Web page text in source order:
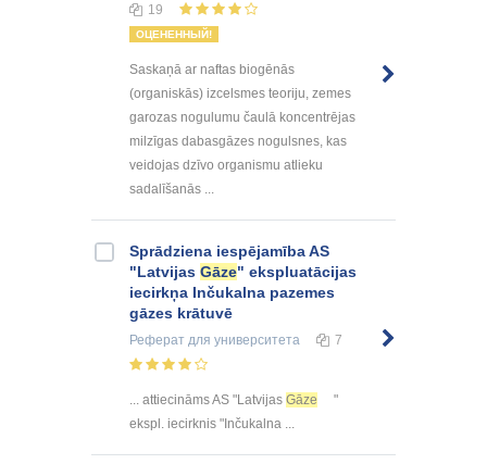
19
ОЦЕНЕННЫЙ!
Saskaņā ar naftas biogēnās
(organiskās) izcelsmes teoriju, zemes
garozas nogulumu čaulā koncentrējas
milzīgas dabasgāzes nogulsnes, kas
veidojas dzīvo organismu atlieku
sadalīšanās ...
Sprādziena iespējamība AS
"Latvijas Gāze" ekspluatācijas
iecirkņa Inčukalna pazemes
gāzes krātuvē
Реферат для университета 7
... attiecināms AS "Latvijas Gāze
"
ekspl. iecirknis "Inčukalna ...